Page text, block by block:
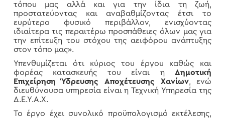
τόπου μας αλλά και για την ίδια τη ζωή,
προστατεύοντας και αναβαθμίζοντας έτσι το
ευρύτερο φυσικό περιβάλλον, ενισχύοντας
ιδιαίτερα τις περαιτέρω προσπάθειες όλων μας για
την επίτευξη του στόχου της αειφόρου ανάπτυξης
στον τόπο μας».
Υπενθυμίζεται ότι κύριος του έργου καθώς και
φορέας κατασκευής του είναι ηΔημοτική
Επιχείρηση Ύδρευσης Αποχέτευσης Χανίων, ενώ
διευθύνουσα υπηρεσία είναι η Τεχνική Υπηρεσία της
Δ.Ε.Υ.Α.Χ.
Το έργο έχει συνολικό προϋπολογισμό εκτέλεσης,